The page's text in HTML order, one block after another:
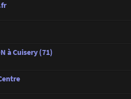
à Cuisery (71)